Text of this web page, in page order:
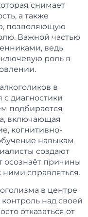
снимает
а также
позволяющую
Важной частью
ведь
роль в
в
диагностики
подбирается
включающая
когнитивно-
навыкам
создают
осознаёт причины
ними справляться.
в центре
над своей
отказаться от